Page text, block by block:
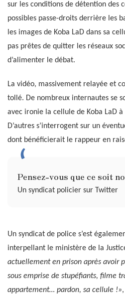
sur les conditions de détention des
possibles passe-droits derrière les
les images de Koba LaD dans sa
pas prêtes de quitter les réseaux
d’alimenter le débat.
La vidéo, massivement relayée et
tollé. De nombreux internautes se
avec ironie la cellule de Koba LaD à
D’autres s’interrogent sur un
dont bénéficierait le rappeur en
Pensez-vous que ce soit
Un syndicat policier sur Twitter
Un syndicat de police s’est
interpellant le ministère de la
actuellement en prison après avoir
sous emprise de stupéfiants, filme
appartement… pardon, sa cellule !»